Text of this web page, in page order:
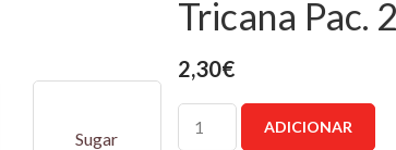
Tricana Pac.
2,30€
de
ADICIONAR
Sugar